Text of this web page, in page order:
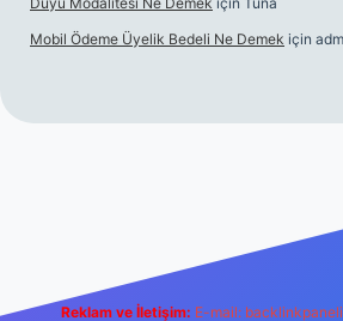
Mobil Ödeme Üyelik Bedeli Ne Demek için
Reklam ve İletişim: E-mail: